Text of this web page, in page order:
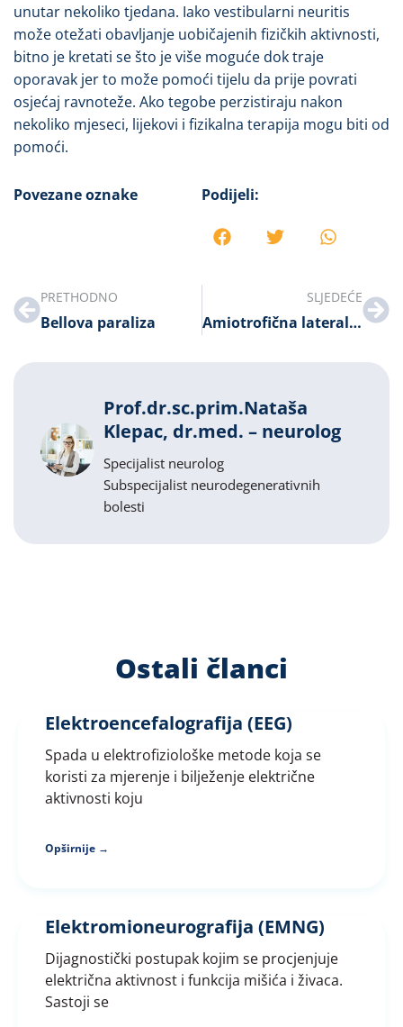
unutar nekoliko tjedana. Iako vestibularni neuritis
može otežati obavljanje uobičajenih fizičkih aktivnosti,
bitno je kretati se što je više moguće dok traje
oporavak jer to može pomoći tijelu da prije povrati
osjećaj ravnoteže. Ako tegobe perzistiraju nakon
nekoliko mjeseci, lijekovi i fizikalna terapija mogu biti od
pomoći.
Povezane oznake Podijeli:
PRETHODNO
Bellova paraliza
SLJEDEĆE
Amiotrofična lateralna skleroza
Prof.dr.sc.prim.Nataša
Klepac, dr.med. – neurolog
Specijalist neurolog
Subspecijalist neurodegenerativnih
bolesti
Ostali članci
Elektroencefalografija (EEG)
Spada u elektrofiziološke metode koja se
koristi za mjerenje i bilježenje električne
aktivnosti koju
Opširnije →
Elektromioneurografija (EMNG)
Dijagnostički postupak kojim se procjenjuje
električna aktivnost i funkcija mišića i živaca.
Sastoji se